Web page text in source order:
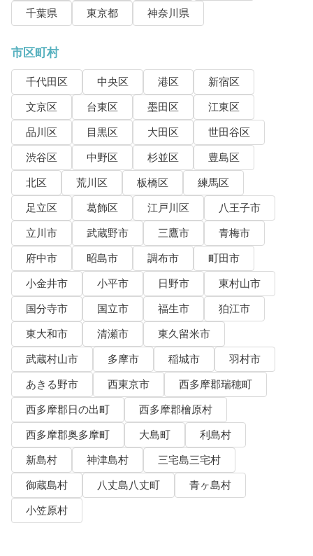
千葉県
東京都 神奈川県
市区町村
千代田区 中央区 港区
新宿区
文京区
台東区 墨田区
江東区
品川区
目黒区 大田区
世田谷区
渋谷区
中野区 杉並区
豊島区
北区
荒川区 板橋区
練馬区
足立区
葛飾区 江戸川区
八王子市
立川市
武蔵野市 三鷹市
青梅市
府中市
昭島市 調布市
町田市
小金井市
小平市 日野市
東村山市
国分寺市
国立市 福生市
狛江市
東大和市
清瀬市
東久留米市
武蔵村山市
多摩市 稲城市
羽村市
あきる野市
西東京市
西多摩郡瑞穂町
西多摩郡日の出町
西多摩郡檜原村
西多摩郡奥多摩町
大島町
利島村
新島村
神津島村
三宅島三宅村
御蔵島村
八丈島八丈町
青ヶ島村
小笠原村